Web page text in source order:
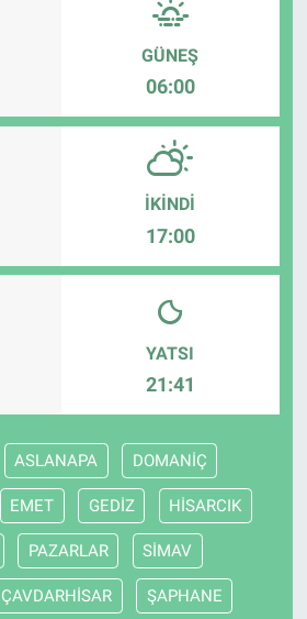
GÜNEŞ
06:00
İKINDI
17:00
YATSI
21:41
ASLANAPA DOMANİÇ
EMET GEDİZ HİSARCIK
PAZARLAR SİMAV
ÇAVDARHİSAR ŞAPHANE